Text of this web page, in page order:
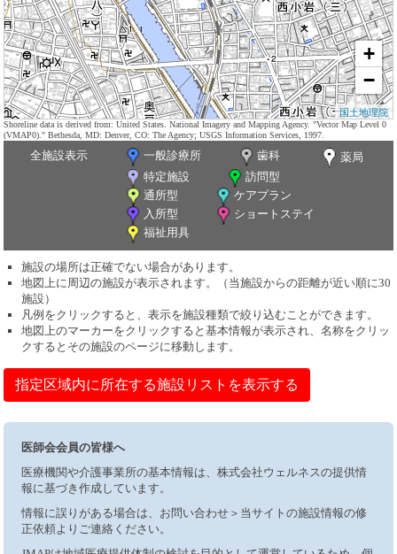
+
−
国土地理院
Shoreline data is derived from: United States. National Imagery and Mapping Agency. "Vector Map Level 0
(VMAP0)." Bethesda, MD: Denver, CO: The Agency; USGS Information Services, 1997.
全施設表示 一般診療所 歯科
薬局
特定施設
訪問型
通所型
ケアプラン
入所型
ショートステイ
福祉用具
施設の場所は正確でない場合があります。
地図上に周辺の施設が表示されます。（当施設からの距離が近い順に30
施設）
凡例をクリックすると、表示を施設種類で絞り込むことができます。
地図上のマーカーをクリックすると基本情報が表示され、名称をクリッ
クするとその施設のページに移動します。
指定区域内に所在する施設リストを表示する
医師会会員の皆様へ
医療機関や介護事業所の基本情報は、株式会社ウェルネスの提供情
報に基づき作成しています。
情報に誤りがある場合は、お問い合わせ＞当サイトの施設情報の修
正依頼よりご連絡ください。